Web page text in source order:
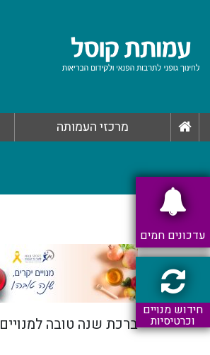
עדכונים חמים
חידוש מנויים
וכרטיסיות
מרכזי העמותה
ברכת שנה טובה למנויים